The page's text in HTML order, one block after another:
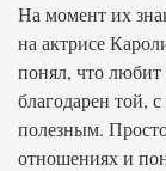
На момент их
на актрисе
понял, что
благодарен той,
полезным. Просто
отношениях и